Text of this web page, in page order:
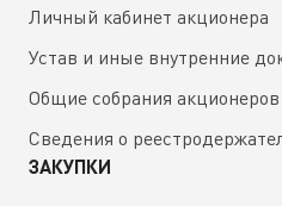
Личный кабинет акционера
Устав и иные внутренние
Общие собрания акционеров
Сведения о
ЗАКУПКИ